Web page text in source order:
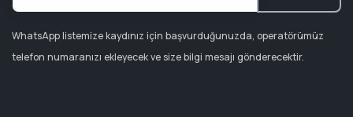
WhatsApp listemize kaydınız için başvurduğunuzda, operatörümüz
telefon numaranızı ekleyecek ve size bilgi mesajı gönderecektir.